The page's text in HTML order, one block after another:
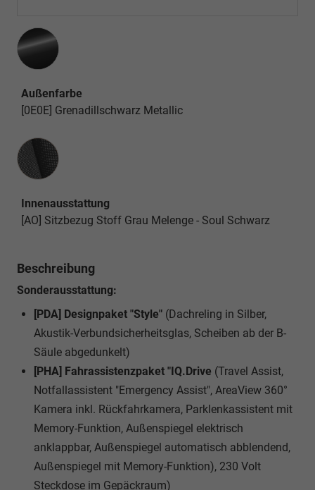
Außenfarbe
[0E0E] Grenadillschwarz Metallic
Innenausstattung
Innenausstattung
[AO] Sitzbezug Stoff Grau Melenge - Soul Schwarz
Beschreibung
Sonderausstattung:
[PDA] Designpaket "Style" (Dachreling in Silber,
Akustik-Verbundsicherheitsglas, Scheiben ab der B-
Säule abgedunkelt)
[PHA] Fahrassistenzpaket "IQ.Drive (Travel Assist,
Notfallassistent "Emergency Assist", AreaView 360°
Kamera inkl. Rückfahrkamera, Parklenkassistent mit
Memory-Funktion, Außenspiegel elektrisch
anklappbar, Außenspiegel automatisch abblendend,
Außenspiegel mit Memory-Funktion), 230 Volt
Steckdose im Gepäckraum)